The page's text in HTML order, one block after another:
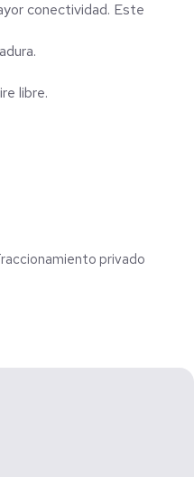
conectividad. Este
libre.
privado